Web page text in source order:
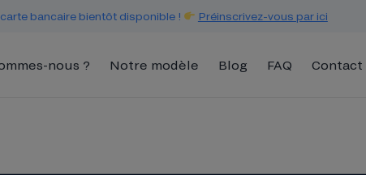
bancaire bientôt disponible ! Préinscrivez-vous par ici
nous ? Notre modèle Blog FAQ Contact